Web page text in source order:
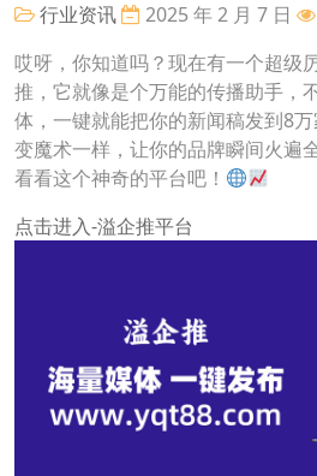
行业资讯 2025 年 2 月 7 日
哎呀，你知道吗？现在有一个超级
推，它就像是个万能的传播助手，
体，一键就能把你的新闻稿发到8
变魔术一样，让你的品牌瞬间火遍
看看这个神奇的平台吧！
点击进入-溢企推平台